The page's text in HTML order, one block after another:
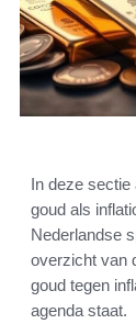
In deze sectie
goud als
Nederlandse
overzicht van
goud tegen
agenda staat.